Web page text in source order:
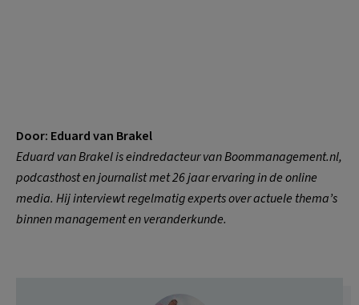
Door: Eduard van Brakel
Eduard van Brakel is eindredacteur van Boommanagement.nl,
podcasthost en journalist met 26 jaar ervaring in de online
media. Hij interviewt regelmatig experts over actuele thema’s
binnen management en veranderkunde.